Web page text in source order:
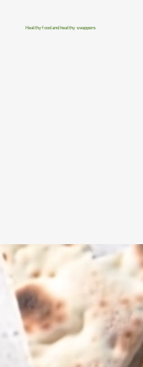
Healthy food and healthy swappers